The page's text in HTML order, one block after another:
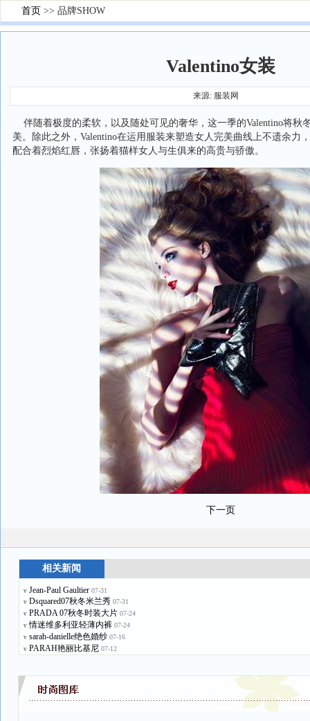
首页 >> 品牌SHOW
Valentino女装
来源: 服装网
伴随着极度的柔软，以及随处可见的奢华，这一季的Valentino将秋
美。除此之外，Valentino在运用服装来塑造女人完美曲线上不遗余力
配合着烈焰红唇，张扬着猫样女人与生俱来的高贵与骄傲。
下一页
相关新闻
v Jean-Paul Gaultier 07-31
v Dsquared07秋冬米兰秀 07-31
v PRADA 07秋冬时装大片 07-24
v 情迷维多利亚轻薄内裤 07-24
v sarah-danielle绝色婚纱 07-16
v PARAH艳丽比基尼 07-12